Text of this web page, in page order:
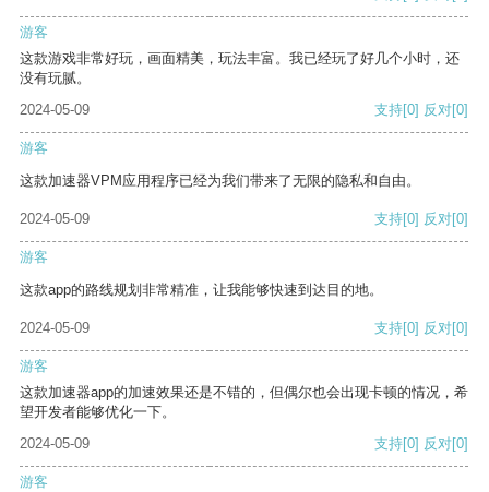
游客
这款游戏非常好玩，画面精美，玩法丰富。我已经玩了好几个小时，还
没有玩腻。
2024-05-09
支持[0] 反对[0]
游客
这款加速器VPM应用程序已经为我们带来了无限的隐私和自由。
2024-05-09 支持[0] 反对[0]
游客
这款app的路线规划非常精准，让我能够快速到达目的地。
2024-05-09 支持[0] 反对[0]
游客
这款加速器app的加速效果还是不错的，但偶尔也会出现卡顿的情况，希
望开发者能够优化一下。
2024-05-09
支持[0] 反对[0]
游客